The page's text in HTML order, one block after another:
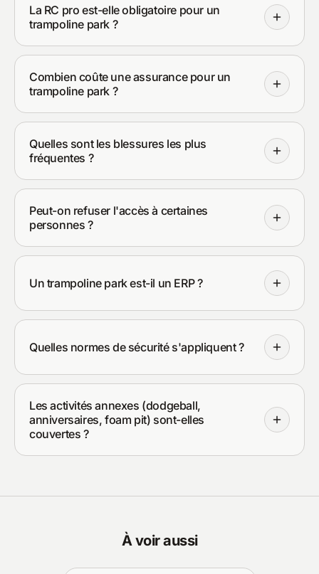
La RC pro est-elle obligatoire pour un
trampoline park ?
Combien coûte une assurance pour un
trampoline park ?
Quelles sont les blessures les plus
fréquentes ?
Peut-on refuser l'accès à certaines
personnes ?
Un trampoline park est-il un ERP ?
Quelles normes de sécurité s'appliquent ?
Les activités annexes (dodgeball,
anniversaires, foam pit) sont-elles
couvertes ?
À voir aussi